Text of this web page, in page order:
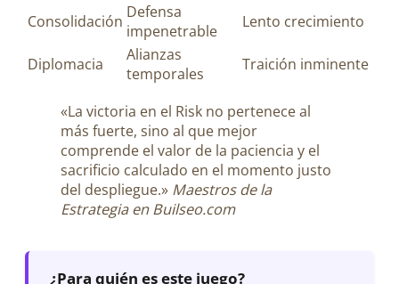
Consolidación Defensa
impenetrable
Lento crecimiento
Diplomacia
Alianzas
temporales
Traición inminente
«La victoria en el Risk no pertenece al
más fuerte, sino al que mejor
comprende el valor de la paciencia y el
sacrificio calculado en el momento justo
del despliegue.» Maestros de la
Estrategia en Builseo.com
¿Para quién es este juego?